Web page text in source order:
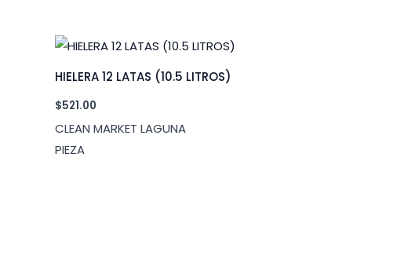
HIELERA 12 LATAS (10.5 LITROS)
$521.00
CLEAN MARKET LAGUNA
PIEZA